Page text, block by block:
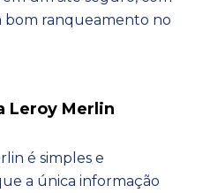
bom ranqueamento no
Leroy Merlin
é simples e
a única informação